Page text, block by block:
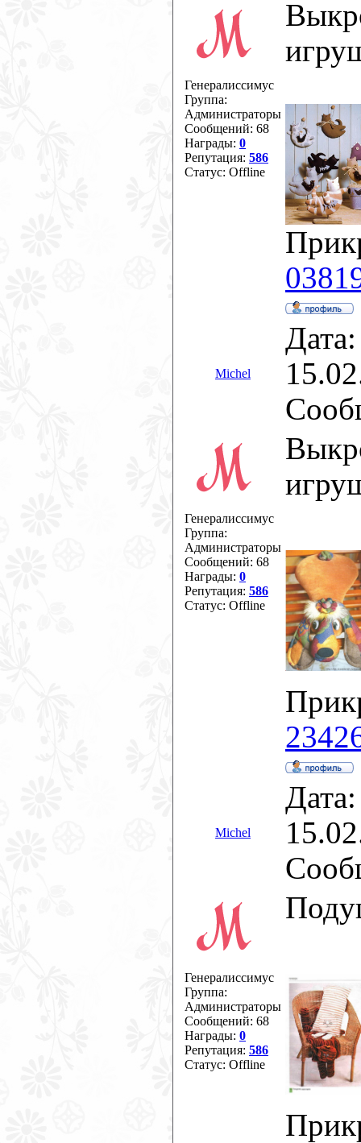
Генералиссимус
Группа:
Администраторы
Сообщений: 68
Награды: 0
Репутация: 586
Статус: Offline
Michel
Генералиссимус
Группа:
Администраторы
Сообщений: 68
Награды: 0
Репутация: 586
Статус: Offline
Michel
Генералиссимус
Группа:
Администраторы
Сообщений: 68
Награды: 0
Репутация: 586
Статус: Offline